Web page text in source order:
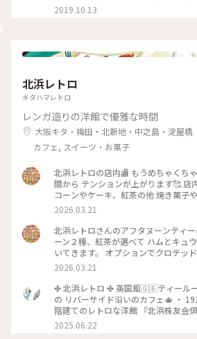
丹波黒豆を使用したきなこの生アイ
(600円ほうじ茶付)なんと添加物、保
♡ #京都#おすすめ#スイーツ#アイス#秋の味覚ゴーラー隊#き
2019.10.13
北浜レトロ
キタハマレトロ
レンガ造りの洋館で優雅な時間
大阪キタ・梅田・北新地・中之島・淀屋橋
カフェ, スイーツ・お菓子
北浜レトロの店内🏬 もうめちゃくち
間から テンションが上がります🥰 店
コーンやケーキ、紅茶の他 焼き菓子
プやプレゼント用の 詰め合わせなど
店内はシックなアンティーク家具に
素敵な空間です〜！
2026.03.21
北浜レトロさんのアフタヌーンティ
ーン２種、紅茶が選べて ハムとキュ
いてきます。 オプションでクロテッ
✨ スコーンは季節限定のさくらとく
はストロベリースペシャルショート
ッドのお皿に乗せられてボリューム
ースがかなり大きく、しっかり甘め
もよくサクサクで美味しいです！ サ
いていて甘いとしょっぱいで 最高で
ュームがありますが紅茶も差し湯が
2026.03.21
✤ 北浜レトロ ✤ 英国風🇬🇧ティール
の リバーサイド沿いのカフェ🫖 ・
階建てのレトロな洋館 『北浜株友会
登録有形文化財に指定 ・ 最近は行列
が 多くてこの日は平日の雨の日☔ 15
2025.06.22